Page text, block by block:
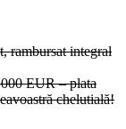
rambursat integral
EUR – plata
chelutială!